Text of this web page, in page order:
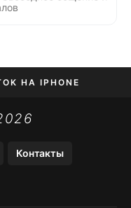
НА IPHONE
Контакты